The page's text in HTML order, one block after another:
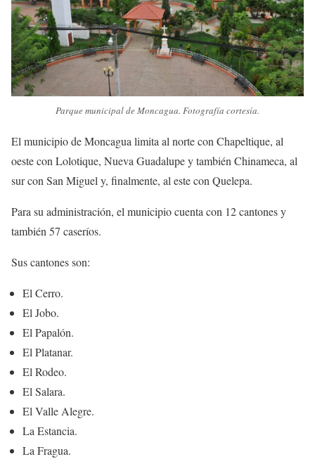
Parque municipal de Moncagua. Fotografía cortesía.
El municipio de Moncagua limita al norte con Chapeltique, al
oeste con Lolotique, Nueva Guadalupe y también Chinameca, al
sur con San Miguel y, finalmente, al este con Quelepa.
Para su administración, el municipio cuenta con 12 cantones y
también 57 caseríos.
Sus cantones son:
El Cerro.
El Jobo.
El Papalón.
El Platanar.
El Rodeo.
El Salara.
El Valle Alegre.
La Estancia.
La Fragua.